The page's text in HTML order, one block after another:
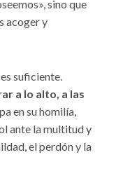
sino que
acoger y
suficiente.
a lo alto, a las
en su homilía,
ante la multitud y
el perdón y la